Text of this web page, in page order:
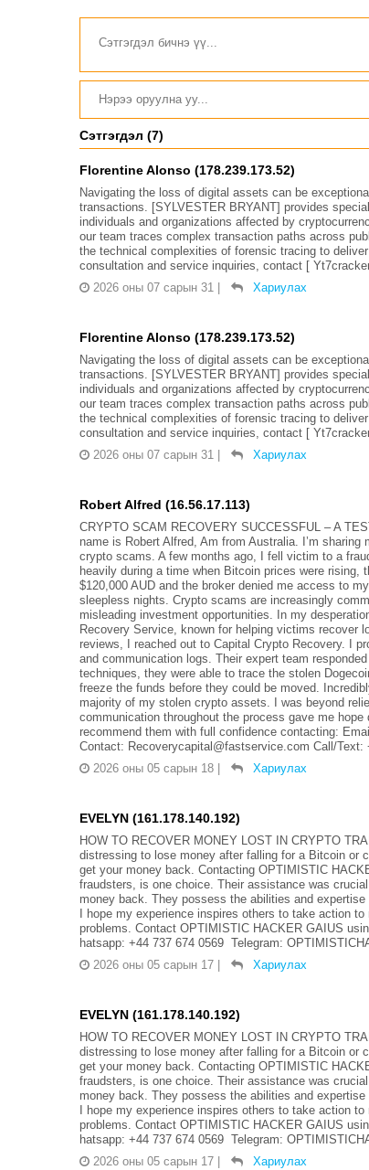
Сэтгэгдэл (7)
Florentine Alonso (178.239.173.52)
Navigating the loss of digital assets can be
transactions. [SYLVESTER BRYANT] provides
individuals and organizations affected by
our team traces complex transaction paths across
the technical complexities of forensic tracing to
consultation and service inquiries, contact [
2026 оны 07 сарын 31
Хариулах
Florentine Alonso (178.239.173.52)
Navigating the loss of digital assets can be
transactions. [SYLVESTER BRYANT] provides
individuals and organizations affected by
our team traces complex transaction paths across
the technical complexities of forensic tracing to
consultation and service inquiries, contact [
2026 оны 07 сарын 31
Хариулах
Robert Alfred (16.56.17.113)
CRYPTO SCAM RECOVERY SUCCESSFUL – A
name is Robert Alfred, Am from Australia. I’m
crypto scams. A few months ago, I fell victim to a
heavily during a time when Bitcoin prices were
$120,000 AUD and the broker denied me access to
sleepless nights. Crypto scams are increasingly
misleading investment opportunities. In my
Recovery Service, known for helping victims recover
reviews, I reached out to Capital Crypto Recovery. I
and communication logs. Their expert team
techniques, they were able to trace the stolen
freeze the funds before they could be moved.
majority of my stolen crypto assets. I was beyond
communication throughout the process gave me
recommend them with full confidence contacting:
Contact: Recoverycapital@fastservice.com Call/Text:
2026 оны 05 сарын 18
Хариулах
EVELYN (161.178.140.192)
HOW TO RECOVER MONEY LOST IN CRYPTO
distressing to lose money after falling for a Bitcoin or
get your money back. Contacting OPTIMISTIC
fraudsters, is one choice. Their assistance was
money back. They possess the abilities and
I hope my experience inspires others to take action
problems. Contact OPTIMISTIC HACKER GAIUS
hatsapp: +44 737 674 0569 Telegram:
2026 оны 05 сарын 17
Хариулах
EVELYN (161.178.140.192)
HOW TO RECOVER MONEY LOST IN CRYPTO
distressing to lose money after falling for a Bitcoin or
get your money back. Contacting OPTIMISTIC
fraudsters, is one choice. Their assistance was
money back. They possess the abilities and
I hope my experience inspires others to take action
problems. Contact OPTIMISTIC HACKER GAIUS
hatsapp: +44 737 674 0569 Telegram:
2026 оны 05 сарын 17
Хариулах